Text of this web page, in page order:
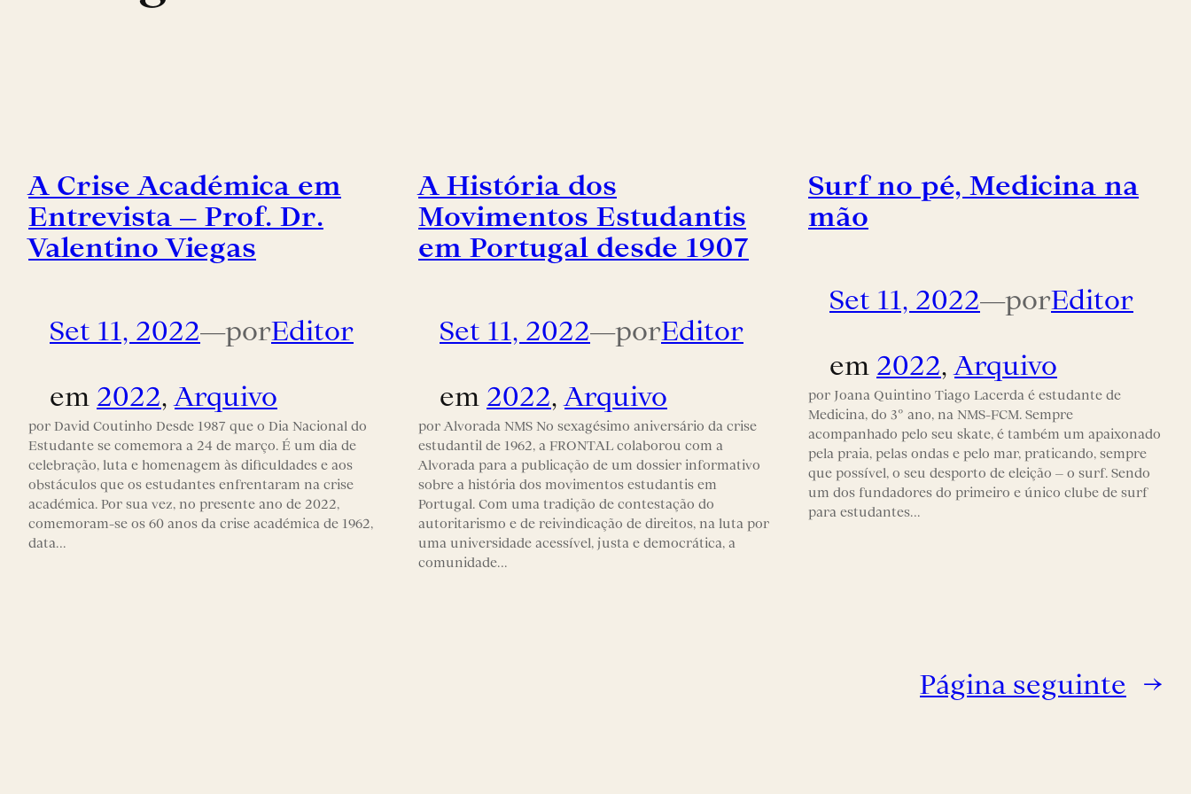
A Crise Académica em
Entrevista – Prof. Dr.
Valentino Viegas
Set 11, 2022—porEditor
em 2022, Arquivo
por David Coutinho Desde 1987 que o Dia Nacional do
Estudante se comemora a 24 de março. É um dia de
celebração, luta e homenagem às dificuldades e aos
obstáculos que os estudantes enfrentaram na crise
académica. Por sua vez, no presente ano de 2022,
comemoram-se os 60 anos da crise académica de 1962,
data…
A História dos
Movimentos Estudantis
em Portugal desde 1907
Set 11, 2022—porEditor
em 2022, Arquivo
por Alvorada NMS No sexagésimo aniversário da crise
estudantil de 1962, a FRONTAL colaborou com a
Alvorada para a publicação de um dossier informativo
sobre a história dos movimentos estudantis em
Portugal. Com uma tradição de contestação do
autoritarismo e de reivindicação de direitos, na luta por
uma universidade acessível, justa e democrática, a
comunidade…
Surf no pé, Medicina na
mão
Set 11, 2022—porEditor
em 2022, Arquivo
por Joana Quintino Tiago Lacerda é estudante de
Medicina, do 3º ano, na NMS-FCM. Sempre
acompanhado pelo seu skate, é também um apaixonado
pela praia, pelas ondas e pelo mar, praticando, sempre
que possível, o seu desporto de eleição – o surf. Sendo
um dos fundadores do primeiro e único clube de surf
para estudantes…
Página seguinte →